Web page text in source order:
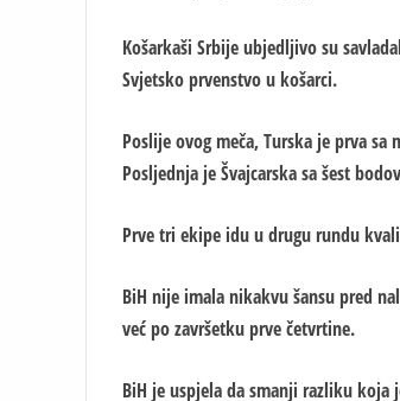
Košarkaši Srbije ubjedljivo su
Svjetsko prvenstvo u košarci.
Poslije ovog meča, Turska je prva
Posljednja je Švajcarska sa šest
Prve tri ekipe idu u drugu rundu
BiH nije imala nikakvu šansu pred
već po završetku prve četvrtine.
BiH je uspjela da smanji razliku